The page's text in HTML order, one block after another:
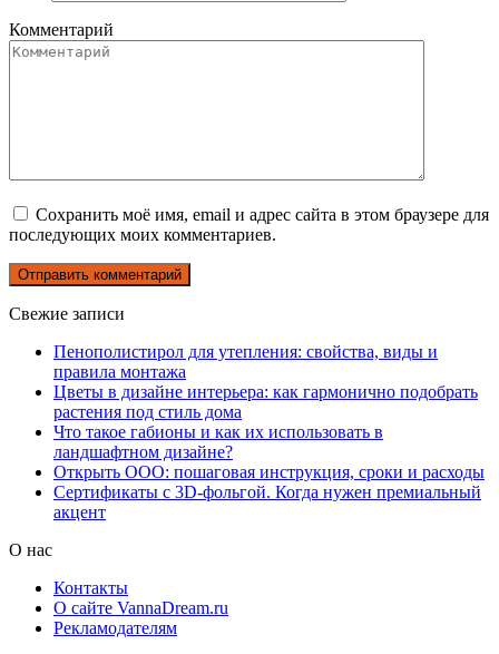
Комментарий
Сохранить моё имя, email и адрес сайта в этом браузере для
последующих моих комментариев.
Свежие записи
Пенополистирол для утепления: свойства, виды и
правила монтажа
Цветы в дизайне интерьера: как гармонично подобрать
растения под стиль дома
Что такое габионы и как их использовать в
ландшафтном дизайне?
Открыть ООО: пошаговая инструкция, сроки и расходы
Сертификаты с 3D-фольгой. Когда нужен премиальный
акцент
О нас
Контакты
О сайте VannaDream.ru
Рекламодателям